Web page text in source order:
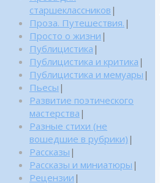
старшеклассников |
Проза. Путешествия. |
Просто о жизни |
Публицистика |
Публицистика и критика |
Публицистика и мемуары |
Пьесы |
Развитие поэтического
мастерства |
Разные стихи (не
вошедшие в рубрики) |
Рассказы |
Рассказы и миниатюры |
Рецензии |